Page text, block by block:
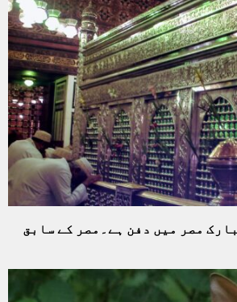
مصر میں دفن ہے۔مصر کے سابق